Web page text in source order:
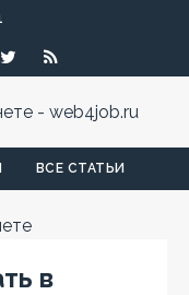
ВСЕ СТАТЬИ
в